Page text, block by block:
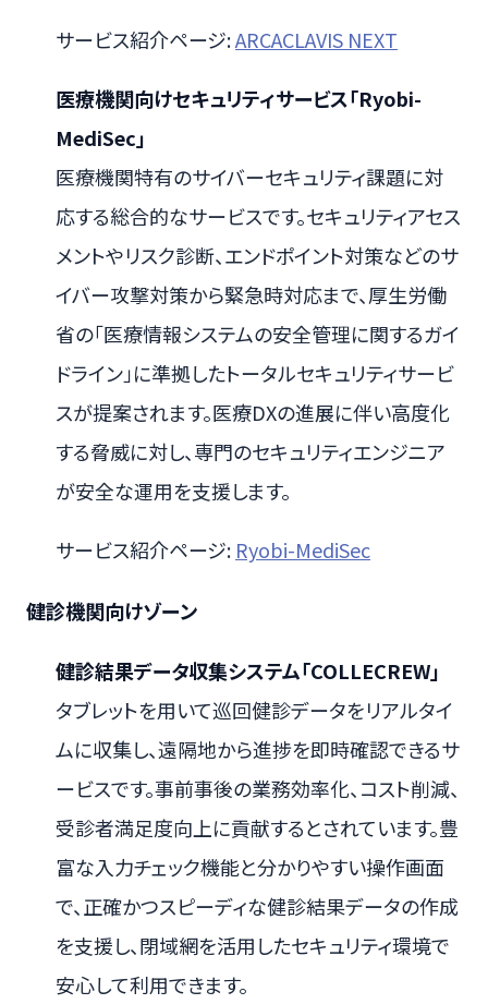
サービス紹介ページ:ARCACLAVIS NEXT
医療機関向けセキュリティサービス「Ryobi-
MediSec」
医療機関特有のサイバーセキュリティ課題に対
応する総合的なサービスです。セキュリティアセス
メントやリスク診断、エンドポイント対策などのサ
イバー攻撃対策から緊急時対応まで、厚生労働
省の「医療情報システムの安全管理に関するガイ
ドライン」に準拠したトータルセキュリティサービ
スが提案されます。医療DXの進展に伴い高度化
する脅威に対し、専門のセキュリティエンジニア
が安全な運用を支援します。
サービス紹介ページ: Ryobi-MediSec
健診機関向けゾーン
健診結果データ収集システム「COLLECREW」
タブレットを用いて巡回健診データをリアルタイ
ムに収集し、遠隔地から進捗を即時確認できるサ
ービスです。事前事後の業務効率化、コスト削減、
受診者満足度向上に貢献するとされています。豊
富な入力チェック機能と分かりやすい操作画面
で、正確かつスピーディな健診結果データの作成
を支援し、閉域網を活用したセキュリティ環境で
安心して利用できます。